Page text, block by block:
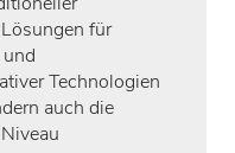
für
Technologien
auch die